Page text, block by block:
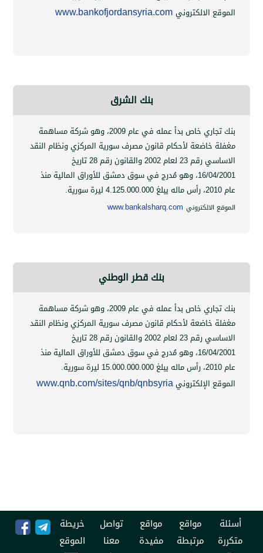
الالكتروني www.bankofjordansyria.com
بنك تجاري خاص بدأ عمله في عام 2009، وهو شركة مساهمة
خاضعة لأحكام قانون مصرف سورية المركزي ونظام النقد
الاساسي رقم 23 لعام 2002 والقانون رقم 28 تاريخ
وهو مُدرج في سوق دمشق للأوراق المالية منذ
4.125.000.000ليرة سورية.
www.bankalsharq.com
بنك قطر الوطني
بنك تجاري خاص بدأ عمله في عام 2009، وهو شركة مساهمة
خاضعة لأحكام قانون مصرف سورية المركزي ونظام النقد
الاساسي رقم 23 لعام 2002 والقانون رقم 28 تاريخ
وهو مُدرج في سوق دمشق للأوراق المالية منذ
15.000.000.000ليرة سورية.
الإلكترونيwww.qnb.com/sites/qnb/qnbsyria
مواقع
مرتبطة
مواقع
مفيدة
تواصل
معنا
خريطة
الموقع